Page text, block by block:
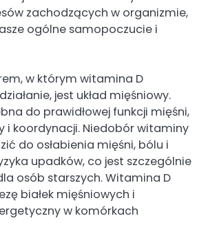
zachodzących w organizmie,
ogólne samopoczucie i
w którym witamina D
jest układ mięśniowy.
do prawidłowej funkcji mięśni,
i koordynacji. Niedobór witaminy
do osłabienia mięśni, bólu i
upadków, co jest szczególnie
osób starszych. Witamina D
białek mięśniowych i
w komórkach